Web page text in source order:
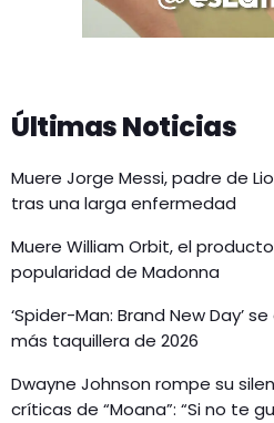
Últimas Noticias
Muere Jorge Messi, padre de
tras una larga enfermedad
Muere William Orbit, el
popularidad de Madonna
‘Spider-Man: Brand New Day’
más taquillera de 2026
Dwayne Johnson rompe su
críticas de “Moana”: “Si no te